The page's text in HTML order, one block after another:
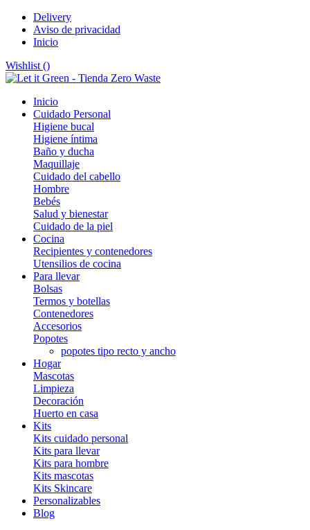
Delivery
Aviso de privacidad
Inicio
Wishlist ()
Inicio
Cuidado Personal
Higiene bucal
Higiene íntima
Baño y ducha
Maquillaje
Cuidado del cabello
Hombre
Bebés
Salud y bienestar
Cuidado de la piel
Cocina
Recipientes y contenedores
Utensilios de cocina
Para llevar
Bolsas
Termos y botellas
Contenedores
Accesorios
Popotes
popotes tipo recto y ancho
Hogar
Mascotas
Limpieza
Decoración
Huerto en casa
Kits
Kits cuidado personal
Kits para llevar
Kits para hombre
Kits mascotas
Kits Skincare
Personalizables
Blog